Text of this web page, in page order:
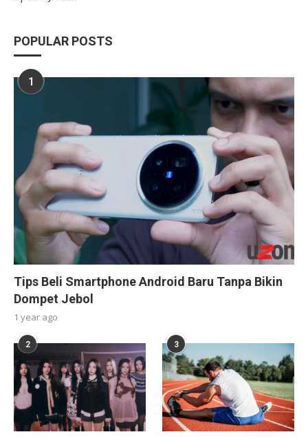
POPULAR POSTS
1
Tips Beli Smartphone Android Baru Tanpa Bikin
Dompet Jebol
1 year ago
2 3